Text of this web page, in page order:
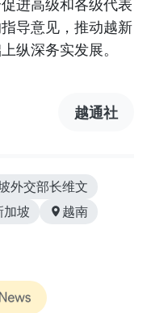
进高级和各级代表
导意见，推动越新
纵深务实发展。
越通社
外交部长维文
加坡 越南